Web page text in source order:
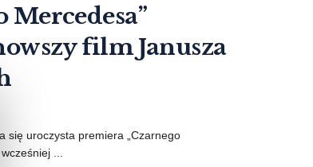
film Janusza
się uroczysta premiera „Czarnego
...